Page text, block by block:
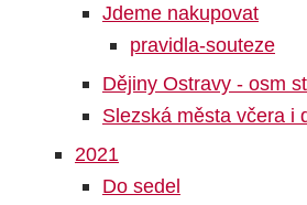
Jdeme nakupovat
pravidla-souteze
Dějiny Ostravy - osm
Slezská města včera i
2021
Do sedel